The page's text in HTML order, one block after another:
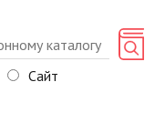
Сайт